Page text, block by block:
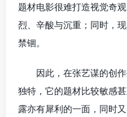
题材电影很难打造视觉奇
烈、辛酸与沉重；同时，
禁锢。
因此，在张艺谋的创
独特，它的题材比较敏感
露亦有犀利的一面，同时